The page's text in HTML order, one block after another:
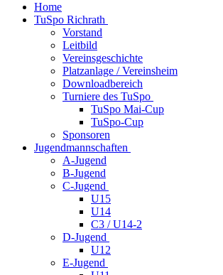
Home
TuSpo Richrath
Vorstand
Leitbild
Vereinsgeschichte
Platzanlage / Vereinsheim
Downloadbereich
Turniere des TuSpo
TuSpo Mai-Cup
TuSpo-Cup
Sponsoren
Jugendmannschaften
A-Jugend
B-Jugend
C-Jugend
U15
U14
C3 / U14-2
D-Jugend
U12
E-Jugend